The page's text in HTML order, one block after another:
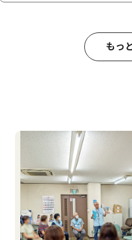
もっ